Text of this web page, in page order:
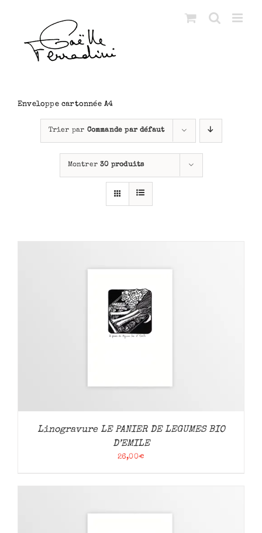
Enveloppe cartonnée A4
Trier par Commande par défaut
Montrer30 produits
Linogravure LE PANIER DE LEGUMES BIO
D’EMILE
26,00€